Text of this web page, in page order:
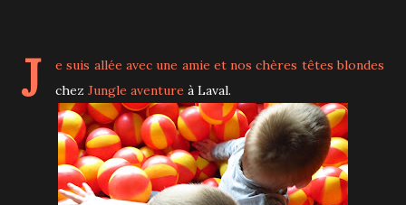
J
e suis allée avec une amie et nos chères têtes blondes
chez Jungle aventure à Laval.